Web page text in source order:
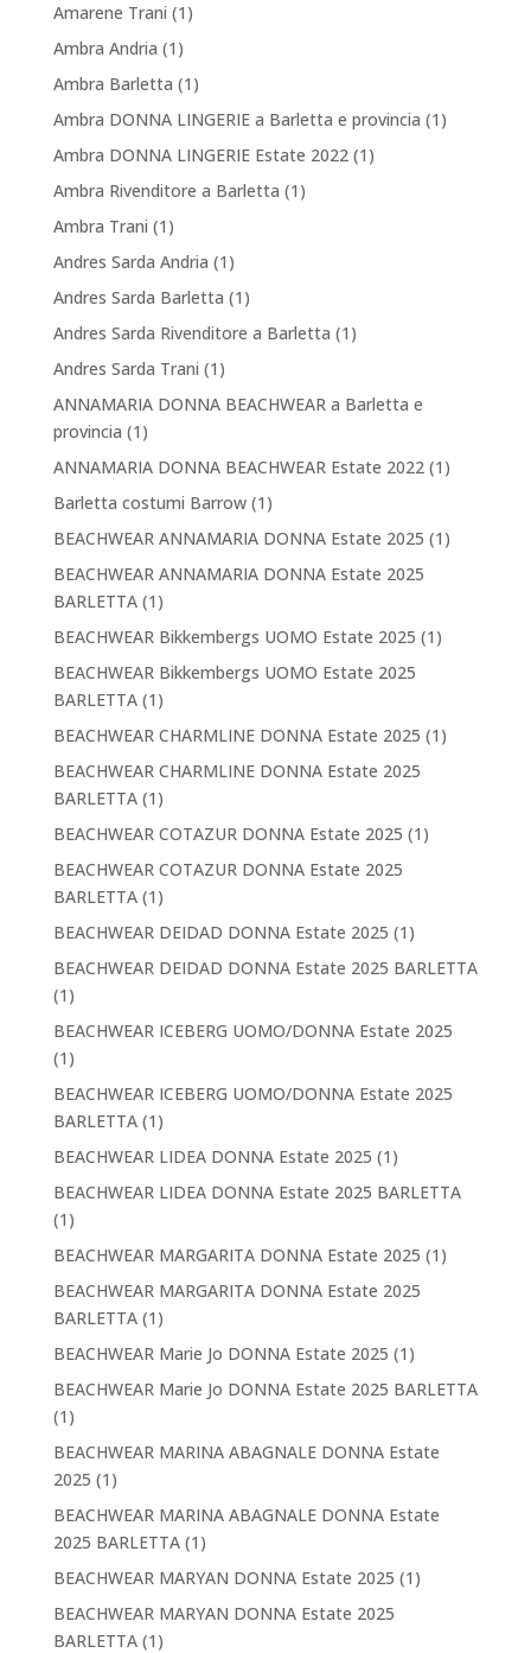
Amarene Trani (1)
Ambra Andria (1)
Ambra Barletta (1)
Ambra DONNA LINGERIE a Barletta e provincia (1)
Ambra DONNA LINGERIE Estate 2022(1)
Ambra Rivenditore a Barletta (1)
Ambra Trani (1)
Andres Sarda Andria (1)
Andres Sarda Barletta (1)
Andres Sarda Rivenditore a Barletta (1)
Andres Sarda Trani (1)
ANNAMARIA DONNA BEACHWEAR a Barletta e
provincia (1)
ANNAMARIA DONNA BEACHWEAR Estate 2022(1)
Barletta costumi Barrow(1)
BEACHWEAR ANNAMARIA DONNA Estate 2025 (1)
BEACHWEAR ANNAMARIA DONNA Estate 2025
BARLETTA(1)
BEACHWEAR Bikkembergs UOMO Estate 2025 (1)
BEACHWEAR Bikkembergs UOMO Estate 2025
BARLETTA(1)
BEACHWEAR CHARMLINE DONNA Estate 2025 (1)
BEACHWEAR CHARMLINE DONNA Estate 2025
BARLETTA(1)
BEACHWEAR COTAZUR DONNA Estate 2025 (1)
BEACHWEAR COTAZUR DONNA Estate 2025
BARLETTA(1)
BEACHWEAR DEIDAD DONNA Estate 2025 (1)
BEACHWEAR DEIDAD DONNA Estate 2025 BARLETTA
(1)
BEACHWEAR ICEBERG UOMO/DONNA Estate 2025
(1)
BEACHWEAR ICEBERG UOMO/DONNA Estate 2025
BARLETTA(1)
BEACHWEAR LIDEA DONNA Estate 2025 (1)
BEACHWEAR LIDEA DONNA Estate 2025 BARLETTA
(1)
BEACHWEAR MARGARITA DONNA Estate 2025 (1)
BEACHWEAR MARGARITA DONNA Estate 2025
BARLETTA(1)
BEACHWEAR Marie Jo DONNA Estate 2025 (1)
BEACHWEAR Marie Jo DONNA Estate 2025 BARLETTA
(1)
BEACHWEAR MARINA ABAGNALE DONNA Estate
2025 (1)
BEACHWEAR MARINA ABAGNALE DONNA Estate
2025 BARLETTA(1)
BEACHWEAR MARYAN DONNA Estate 2025 (1)
BEACHWEAR MARYAN DONNA Estate 2025
BARLETTA(1)